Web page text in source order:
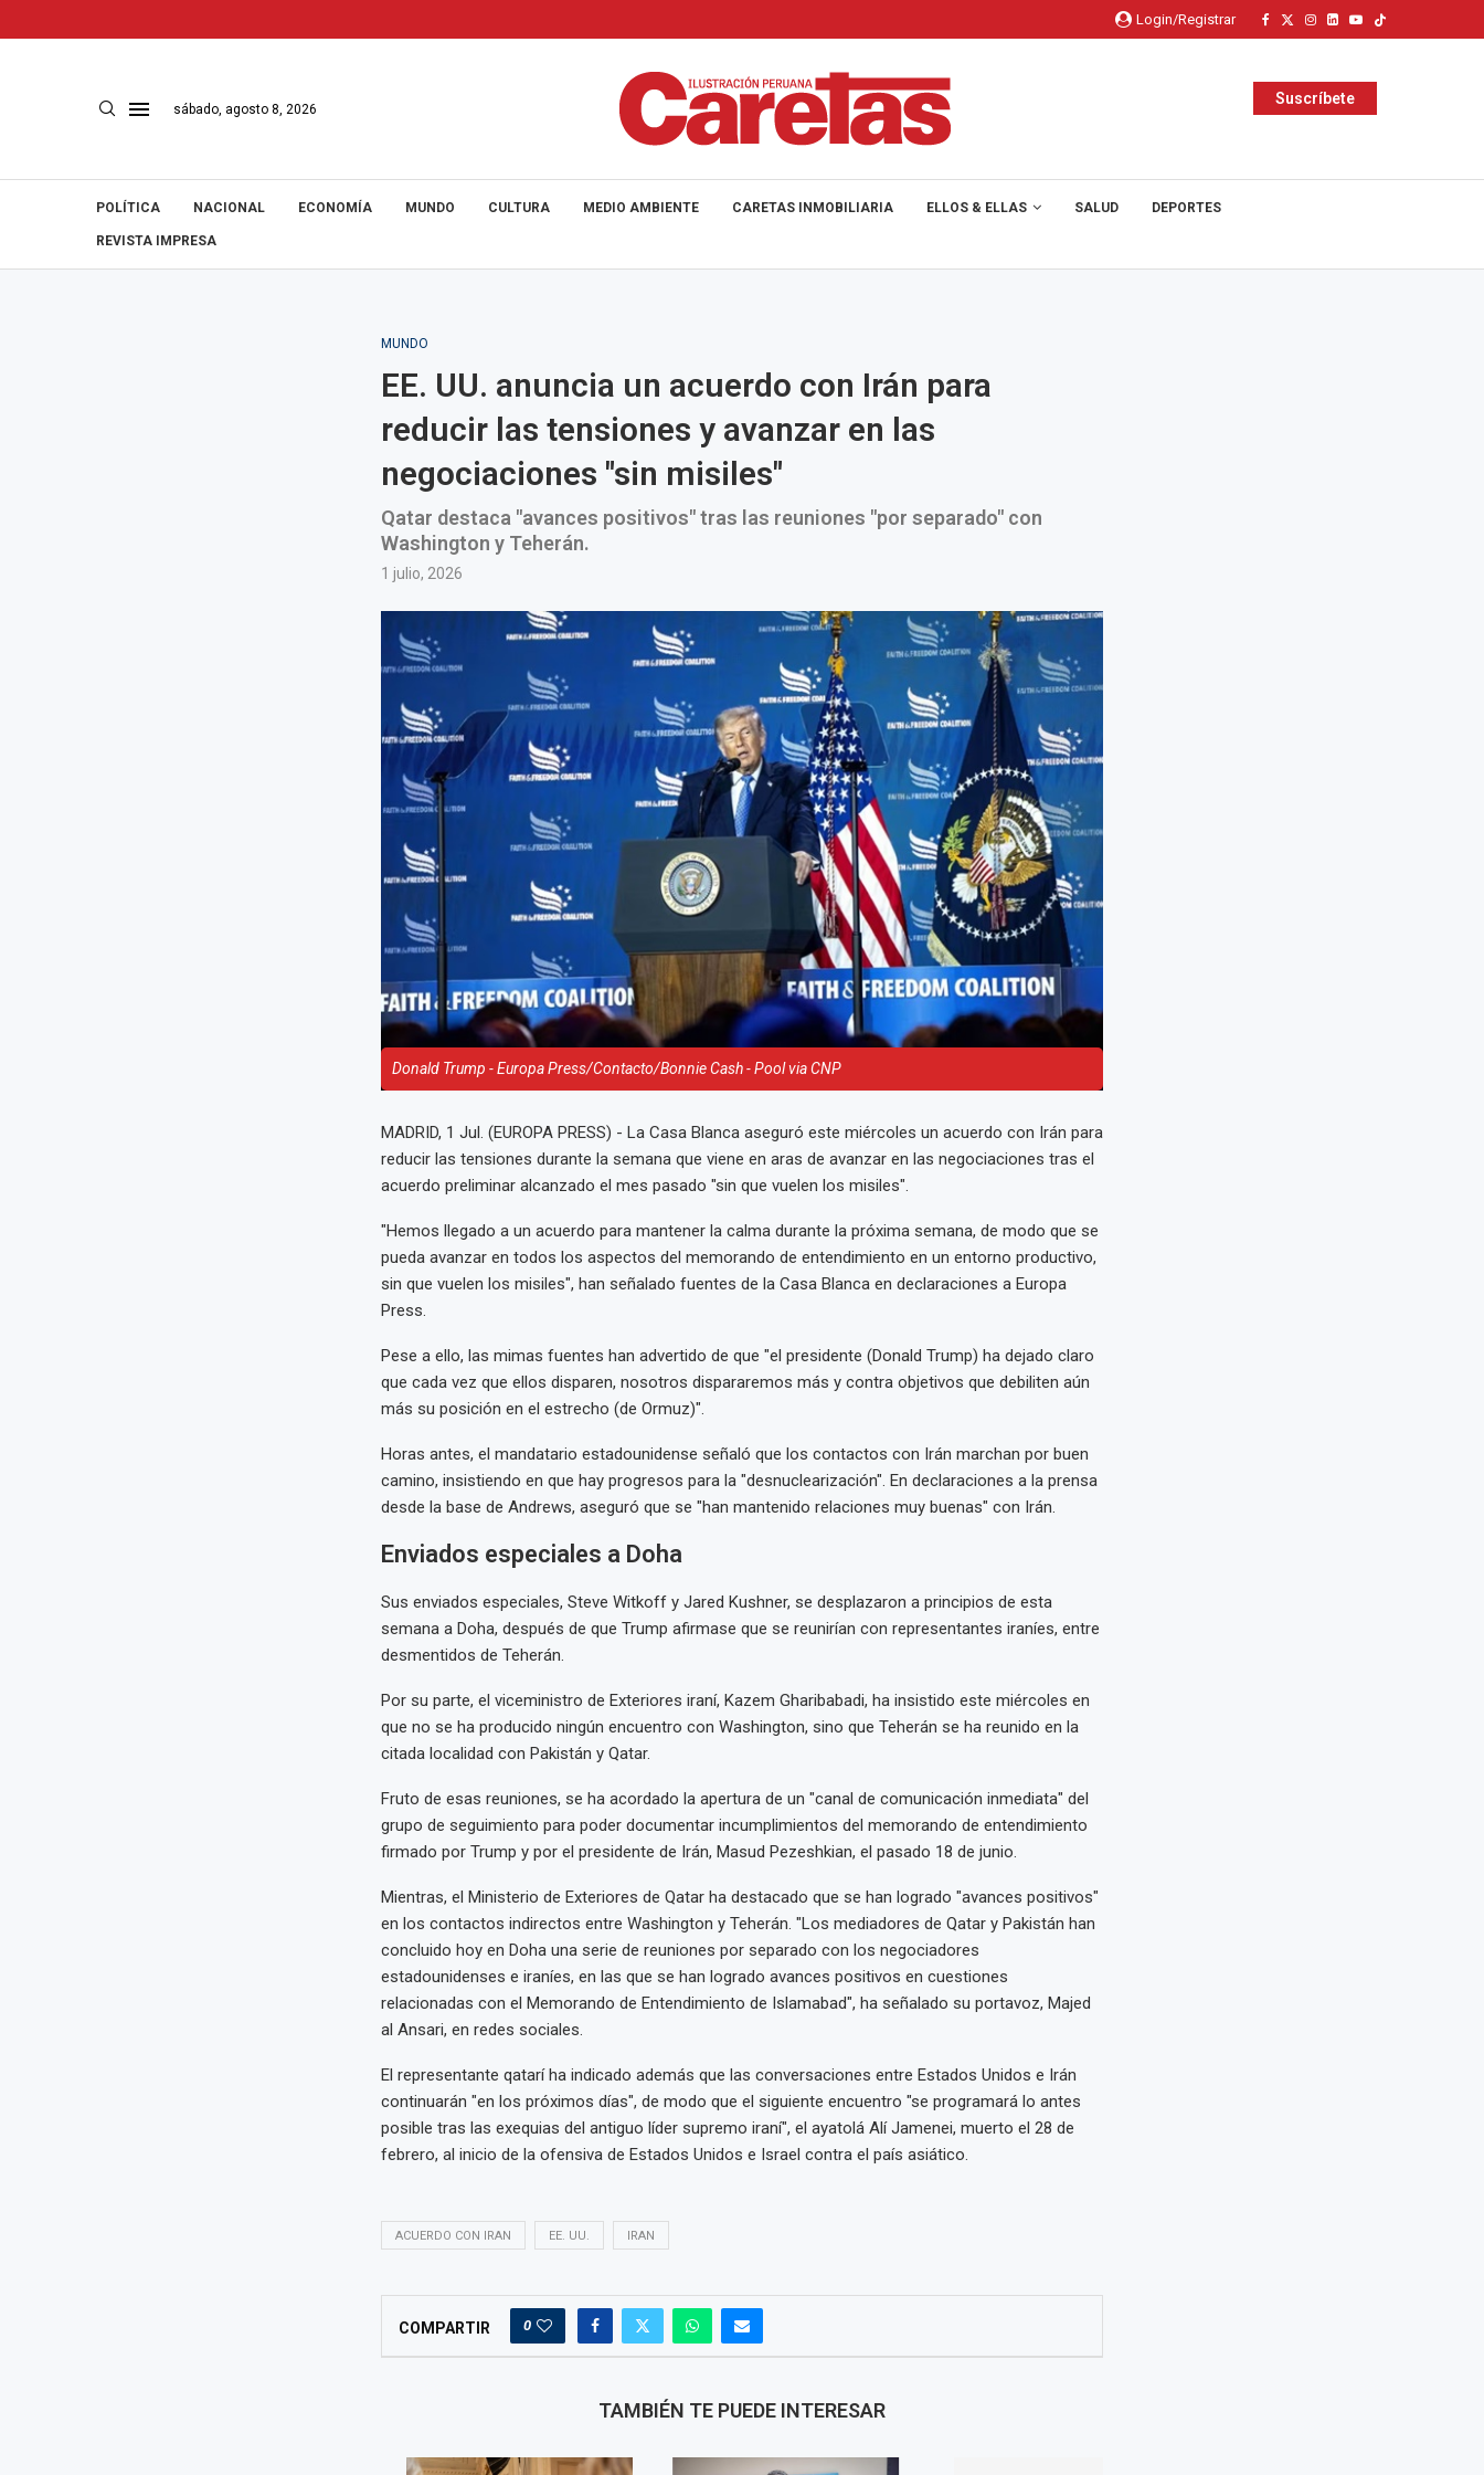
Login/Registrar
sábado, agosto 8, 2026
Suscríbete
POLÍTICA NACIONAL ECONOMÍA MUNDO CULTURA MEDIO AMBIENTE CARETAS INMOBILIARIA ELLOS & ELLAS SALUD DEPORTES
REVISTA IMPRESA
MUNDO
EE. UU. anuncia un acuerdo con Irán para
reducir las tensiones y avanzar en las
negociaciones "sin misiles"
Qatar destaca "avances positivos" tras las reuniones "por separado" con
Washington y Teherán.
1 julio, 2026
Donald Trump - Europa Press/Contacto/Bonnie Cash - Pool via CNP
MADRID, 1 Jul. (EUROPA PRESS) - La Casa Blanca aseguró este miércoles un acuerdo con Irán para
reducir las tensiones durante la semana que viene en aras de avanzar en las negociaciones tras el
acuerdo preliminar alcanzado el mes pasado "sin que vuelen los misiles".
"Hemos llegado a un acuerdo para mantener la calma durante la próxima semana, de modo que se
pueda avanzar en todos los aspectos del memorando de entendimiento en un entorno productivo,
sin que vuelen los misiles", han señalado fuentes de la Casa Blanca en declaraciones a Europa
Press.
Pese a ello, las mimas fuentes han advertido de que "el presidente (Donald Trump) ha dejado claro
que cada vez que ellos disparen, nosotros dispararemos más y contra objetivos que debiliten aún
más su posición en el estrecho (de Ormuz)".
Horas antes, el mandatario estadounidense señaló que los contactos con Irán marchan por buen
camino, insistiendo en que hay progresos para la "desnuclearización". En declaraciones a la prensa
desde la base de Andrews, aseguró que se "han mantenido relaciones muy buenas" con Irán.
Enviados especiales a Doha
Sus enviados especiales, Steve Witkoff y Jared Kushner, se desplazaron a principios de esta
semana a Doha, después de que Trump afirmase que se reunirían con representantes iraníes, entre
desmentidos de Teherán.
Por su parte, el viceministro de Exteriores iraní, Kazem Gharibabadi, ha insistido este miércoles en
que no se ha producido ningún encuentro con Washington, sino que Teherán se ha reunido en la
citada localidad con Pakistán y Qatar.
Fruto de esas reuniones, se ha acordado la apertura de un "canal de comunicación inmediata" del
grupo de seguimiento para poder documentar incumplimientos del memorando de entendimiento
firmado por Trump y por el presidente de Irán, Masud Pezeshkian, el pasado 18 de junio.
Mientras, el Ministerio de Exteriores de Qatar ha destacado que se han logrado "avances positivos"
en los contactos indirectos entre Washington y Teherán. "Los mediadores de Qatar y Pakistán han
concluido hoy en Doha una serie de reuniones por separado con los negociadores
estadounidenses e iraníes, en las que se han logrado avances positivos en cuestiones
relacionadas con el Memorando de Entendimiento de Islamabad", ha señalado su portavoz, Majed
al Ansari, en redes sociales.
El representante qatarí ha indicado además que las conversaciones entre Estados Unidos e Irán
continuarán "en los próximos días", de modo que el siguiente encuentro "se programará lo antes
posible tras las exequias del antiguo líder supremo iraní", el ayatolá Alí Jamenei, muerto el 28 de
febrero, al inicio de la ofensiva de Estados Unidos e Israel contra el país asiático.
ACUERDO CON IRAN EE. UU. IRAN
COMPARTIR 0
TAMBIÉN TE PUEDE INTERESAR